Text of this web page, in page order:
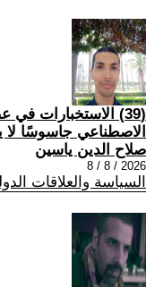
(39) الاستخبارات
الاصطناعي جاسوسًا لا
صلاح الدين ياسين
2026 / 8 / 8
السياسة والعلاقات